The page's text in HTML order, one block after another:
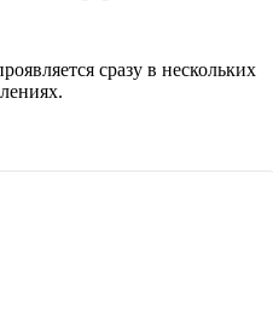
сразу в нескольких